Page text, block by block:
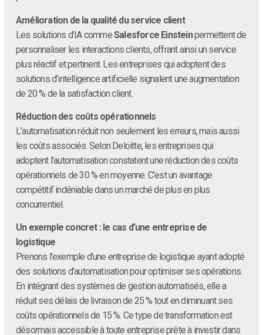
Amélioration de la qualité du service client
Les solutions d’IA commeSalesforce Einsteinpermettent de
personnaliser les interactions clients, offrant ainsi un service
plus réactif et pertinent. Les entreprises qui adoptent des
solutions d’intelligence artificielle signalent une augmentation
de 20 % de la satisfaction client.
Réduction des coûts opérationnels
L’automatisation réduit non seulement les erreurs, mais aussi
les coûts associés. Selon Deloitte, les entreprises qui
adoptent l’automatisation constatent une réduction des coûts
opérationnels de 30 % en moyenne. C’est un avantage
compétitif indéniable dans un marché de plus en plus
concurrentiel.
Un exemple concret : le cas d’une entreprise de
logistique
Prenons l’exemple d’une entreprise de logistique ayant adopté
des solutions d’automatisation pour optimiser ses opérations.
En intégrant des systèmes de gestion automatisés, elle a
réduit ses délais de livraison de 25 % tout en diminuant ses
coûts opérationnels de 15 %. Ce type de transformation est
désormais accessible à toute entreprise prête à investir dans